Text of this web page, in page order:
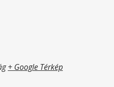
+ Google Térkép